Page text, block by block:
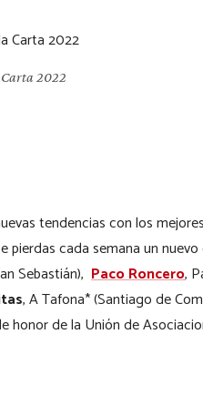
Carta 2022
tendencias con los
cada semana un nuevo
Sebastián), Paco Roncero,
, A Tafona* (Santiago de
honor de la Unión de